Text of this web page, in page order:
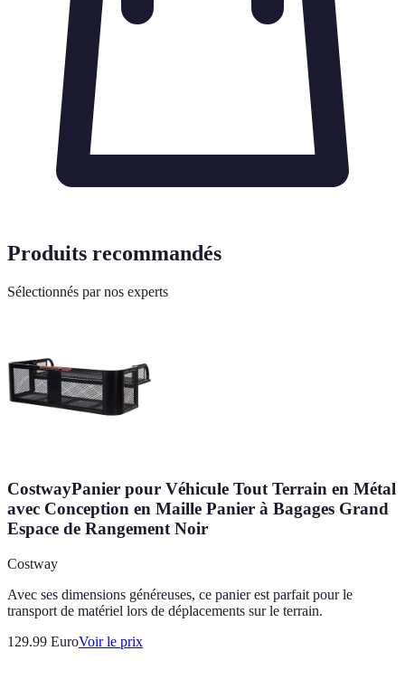
Produits recommandés
Sélectionnés par nos experts
CostwayPanier pour Véhicule Tout Terrain en Métal
avec Conception en Maille Panier à Bagages Grand
Espace de Rangement Noir
Costway
Avec ses dimensions généreuses, ce panier est parfait pour le
transport de matériel lors de déplacements sur le terrain.
129.99 EuroVoir le prix